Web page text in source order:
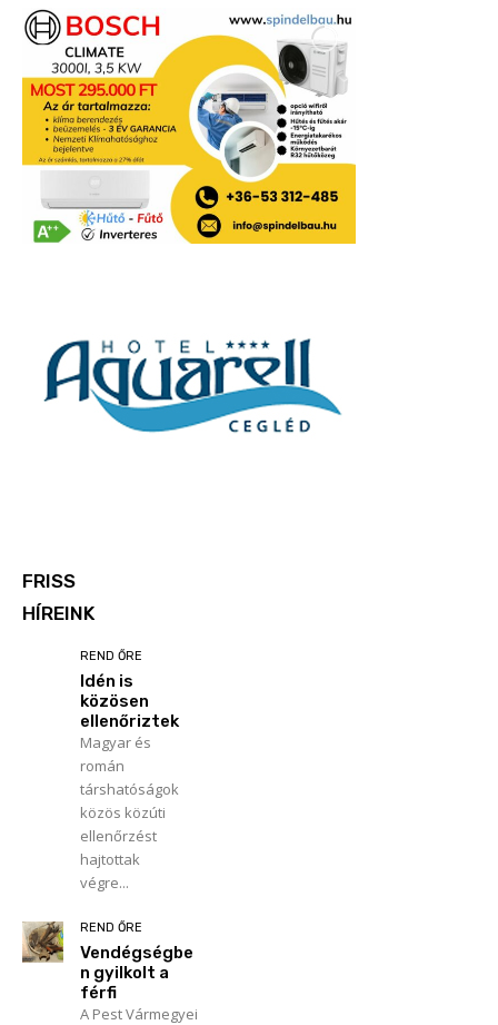
FRISS
HÍREINK
REND ŐRE
Idén is
közösen
ellenőriztek
Magyar és
román
társhatóságok
közös közúti
ellenőrzést
hajtottak
végre...
REND ŐRE
Vendégségbe
n gyilkolt a
férfi
A Pest Vármegyei